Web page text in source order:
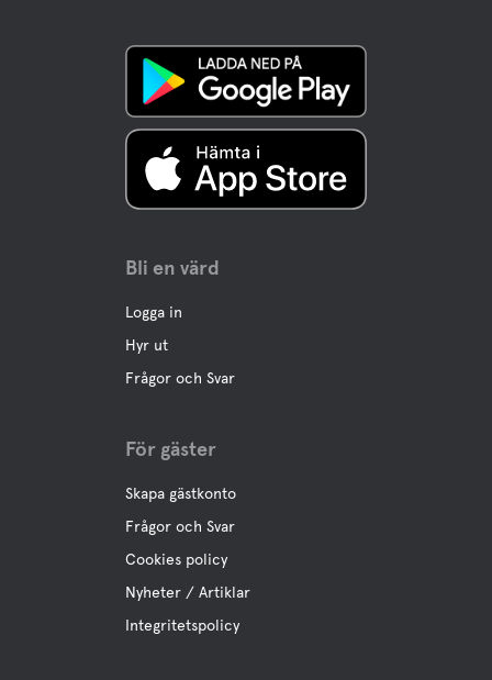
Bli en värd
Logga in
Hyr ut
Frågor och Svar
För gäster
Skapa gästkonto
Frågor och Svar
Cookies policy
Nyheter / Artiklar
Integritetspolicy